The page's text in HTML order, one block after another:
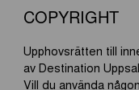
COPYRIGHT
Upphovsrätten till
av Destination
Vill du använda